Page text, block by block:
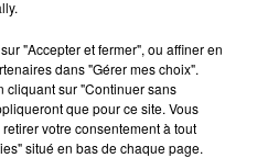
le feu après avoir
leur bébé de trois mois
"Accepter et fermer", ou affiner en
dans "Gérer mes choix".
cliquant sur "Continuer sans
que pour ce site. Vous
votre consentement à tout
situé en bas de chaque page.